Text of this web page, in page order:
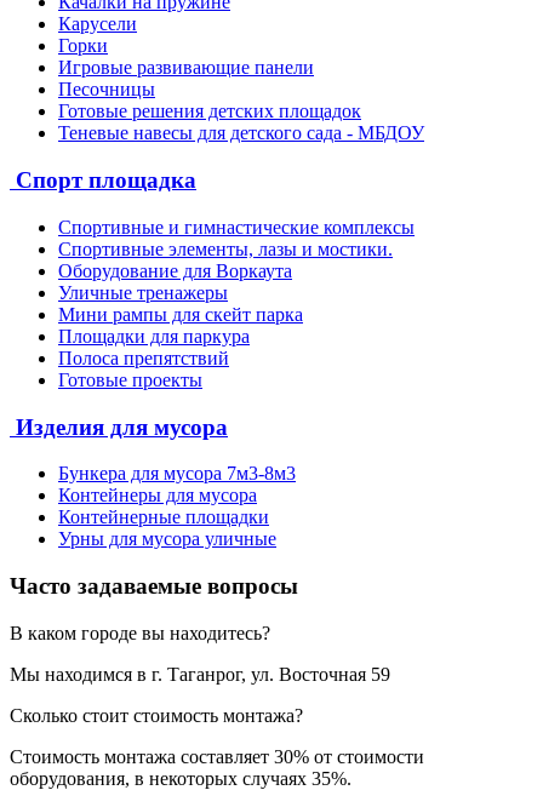
Карусели
Горки
Игровые развивающие панели
Песочницы
Готовые решения детских площадок
Теневые навесы для детского сада - МБДОУ
Спорт площадка
Спортивные и гимнастические комплексы
Спортивные элементы, лазы и мостики.
Оборудование для Воркаута
Уличные тренажеры
Мини рампы для скейт парка
Площадки для паркура
Полоса препятствий
Готовые проекты
Изделия для мусора
Бункера для мусора 7м3-8м3
Контейнеры для мусора
Контейнерные площадки
Урны для мусора уличные
Часто задаваемые вопросы
В каком городе вы находитесь?
Мы находимся в г. Таганрог, ул. Восточная 59
Сколько стоит стоимость монтажа?
Стоимость монтажа составляет 30% от стоимости
оборудования, в некоторых случаях 35%.